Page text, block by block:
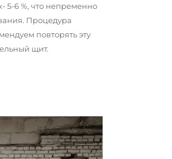
5-6 %, что непременно
Процедура
повторять эту
щит.